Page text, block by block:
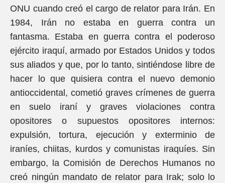
ONU cuando creó el cargo de relator para Irán. En
1984, Irán no estaba en guerra contra un
fantasma. Estaba en guerra contra el poderoso
ejército iraquí, armado por Estados Unidos y todos
sus aliados y que, por lo tanto, sintiéndose libre de
hacer lo que quisiera contra el nuevo demonio
antioccidental, cometió graves crímenes de guerra
en suelo iraní y graves violaciones contra
opositores o supuestos opositores internos:
expulsión, tortura, ejecución y exterminio de
iraníes, chiitas, kurdos y comunistas iraquíes. Sin
embargo, la Comisión de Derechos Humanos no
creó ningún mandato de relator para Irak; solo lo